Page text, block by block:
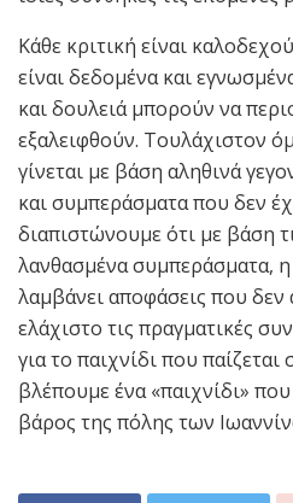
Κάθε κριτική είναι
είναι δεδομένα και
και δουλειά μπορούν να
εξαλειφθούν. Τουλάχιστον
γίνεται με βάση αληθινά
και συμπεράσματα που δεν
διαπιστώνουμε ότι με βάση
λανθασμένα συμπεράσματα,
λαμβάνει αποφάσεις που
ελάχιστο τις πραγματικές
για το παιχνίδι που
βλέπουμε ένα «παιχνίδι» που
βάρος της πόλης των